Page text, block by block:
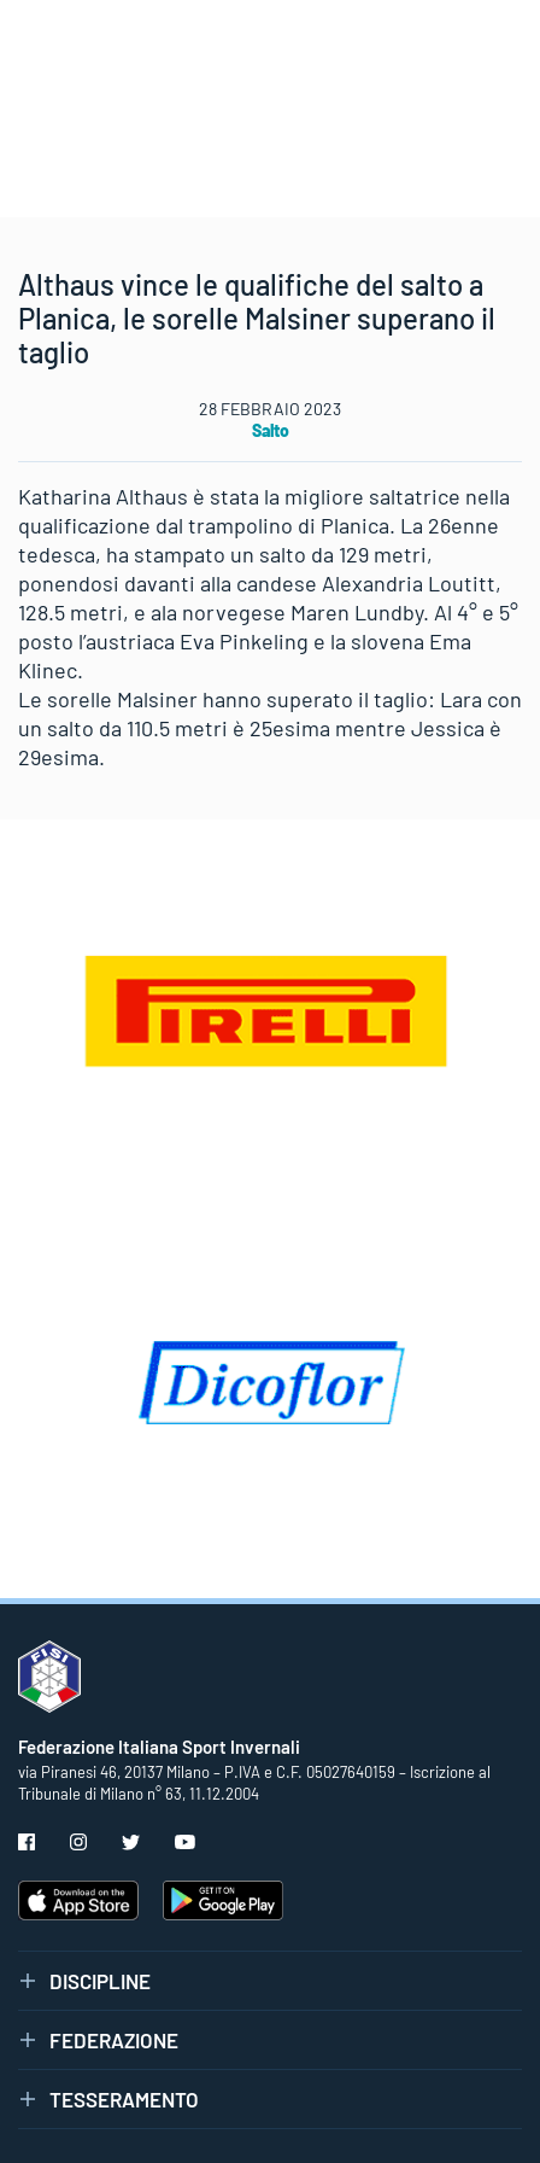
Althaus vince le qualifiche del salto a
Planica, le sorelle Malsiner superano il
taglio
28 FEBBRAIO 2023
Salto
Katharina Althaus è stata la migliore saltatrice nella
qualificazione dal trampolino di Planica. La 26enne
tedesca, ha stampato un salto da 129 metri,
ponendosi davanti alla candese Alexandria Loutitt,
128.5 metri, e ala norvegese Maren Lundby. Al 4° e 5°
posto l’austriaca Eva Pinkeling e la slovena Ema
Klinec.
Le sorelle Malsiner hanno superato il taglio: Lara con
un salto da 110.5 metri è 25esima mentre Jessica è
29esima.
Federazione Italiana Sport Invernali
via Piranesi 46, 20137 Milano – P.IVA e C.F. 05027640159 – Iscrizione al
Tribunale di Milano n° 63, 11.12.2004
DISCIPLINE
FEDERAZIONE
TESSERAMENTO